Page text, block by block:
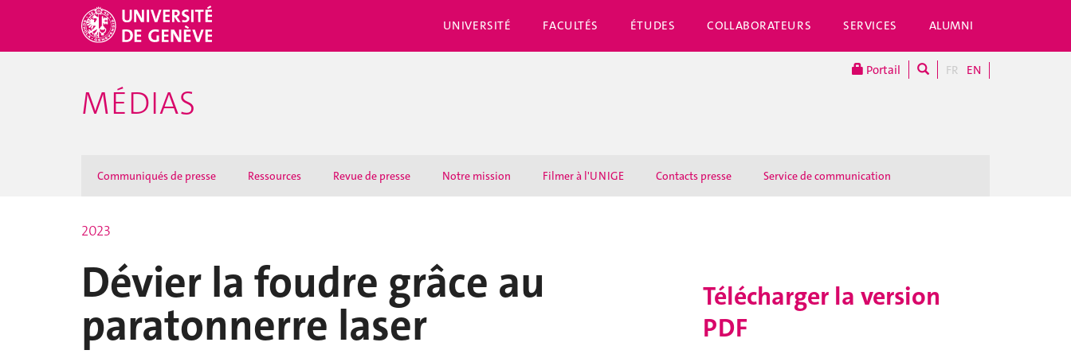
UNIVERSITÉ FACULTÉS ÉTUDES COLLABORATEURS SERVICES ALUMNI
Portail FR EN
MÉDIAS
Communiqués de presse Ressources Revue de presse Notre mission Filmer à l'UNIGE Contacts presse Service de communication
2023
Dévier la foudre grâce au
paratonnerre laser
Télécharger la version
PDF